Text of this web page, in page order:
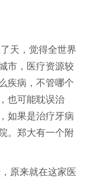
天，觉得全世界
市，医疗资源较
疾病，不管哪个
也可能耽误治
如果是治疗牙病
。郑大有一个附
原来就在这家医